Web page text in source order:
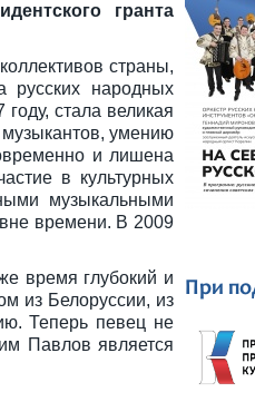
гранта
страны,
русских народных
стала великая
умению
и лишена
в культурных
музыкальными
вне времени. В 2009
время глубокий и
из Белоруссии, из
Теперь певец не
Павлов является
При